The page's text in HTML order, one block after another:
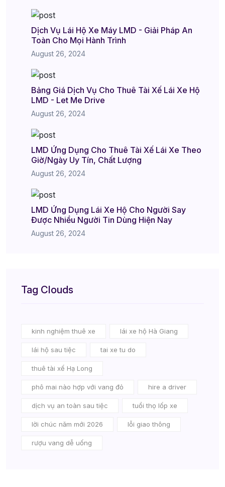
Dịch Vụ Lái Hộ Xe Máy LMD - Giải Pháp An
Toàn Cho Mọi Hành Trình
August 26, 2024
Bảng Giá Dịch Vụ Cho Thuê Tài Xế Lái Xe Hộ
LMD - Let Me Drive
August 26, 2024
LMD Ứng Dụng Cho Thuê Tài Xế Lái Xe Theo
Giờ/Ngày Uy Tín, Chất Lượng
August 26, 2024
LMD Ứng Dụng Lái Xe Hộ Cho Người Say
Được Nhiều Người Tin Dùng Hiện Nay
August 26, 2024
Tag Clouds
kinh nghiệm thuê xe lái xe hộ Hà Giang
lái hộ sau tiệc tai xe tu do
thuê tài xế Hạ Long
phô mai nào hợp với vang đỏ hire a driver
dịch vụ an toàn sau tiệc tuổi thọ lốp xe
lời chúc năm mới 2026 lỗi giao thông
rượu vang dễ uống